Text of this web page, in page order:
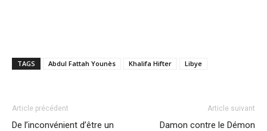
TAGS Abdul Fattah Younès Khalifa Hifter Libye
Article précédent
De l’inconvénient d’être un
Article suivant
Damon contre le Démon